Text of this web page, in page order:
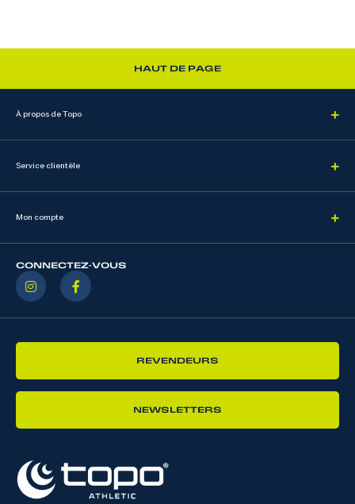
HAUT DE PAGE
À propos de Topo
Service clientèle
Mon compte
CONNECTEZ-VOUS
REVENDEURS
NEWSLETTERS